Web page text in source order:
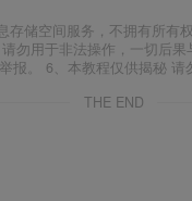
储空间服务，不拥有所
勿用于非法操作，一切后
报。 6、本教程仅供揭秘
THE END